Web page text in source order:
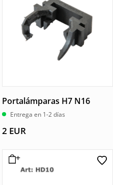
Portalámparas H7 N16
Entrega en 1-2 días
2 EUR